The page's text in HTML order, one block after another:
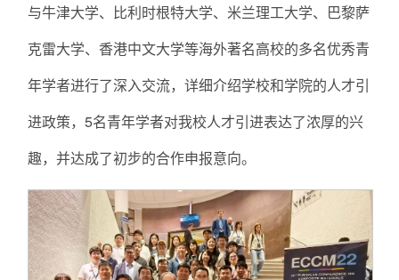
与牛津大学、比利时根特大学、米兰理工大学、巴黎萨
克雷大学、香港中文大学等海外著名高校的多名优秀青
年学者进行了深入交流，详细介绍学校和学院的人才引
进政策，5名青年学者对我校人才引进表达了浓厚的兴
趣，并达成了初步的合作申报意向。